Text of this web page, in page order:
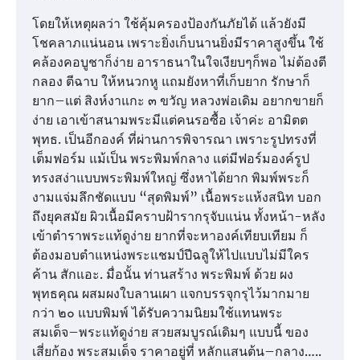
โดยให้เหตุผลว่า ใช้คุ้มครองป้องกันภัยได้ แล้วยังมี
โชคลาภแน่นอน เพราะยิ่งเก็บนานยิ่งมีราคาสูงขึ้น ใช้
คล้องคอบูชาก็ง่าย อาราธนาในใจเงียบๆก็พอ ไม่ต้องตี
กลอง ตีฉาบ ให้หนวกหู แถมยังหาที่เก็บยาก รักษาก็
ยาก–แต่ สิงห์งาแกะ ๓ ขวัญ หลวงพ่อเดิม อยากขายก็
ง่าย เอาเข้าสนามพระมีแต่คนรอซื้อ เจ้าค่ะ อามิตต
พุทธ. เป็นอีกองค์ ที่ผ่านการพิจารณา เพราะรูปทรงที่
เต็มฟอร์ม แม้เป็น พระพิมพ์กลาง แต่มีฟอร์มองค์รูป
ทรงสง่าแบบพระพิมพ์ใหญ่ ซึ่งหาได้ยาก พิมพ์พระก็
งามแจ่มลึกชัดแบบ “สุดพิมพ์” เนื้อพระแห้งสนิท บอก
ถึงยุคสมัย ผิวเนื้อมีคราบฝ้ารากรุจับแน่น ทั้งหน้า-หลัง
เข้าตำราพระแท้ดูง่าย ยากที่จะหาองค์เทียบเทียม ก็
ต้องมอบตำแหน่งพระแชมป์ปีฉลูให้ไปแบบไม่มีใคร
ค้าน สักแอะ. มื่อนั้น ท่านสร้าง พระพิมพ์ ด้วย ผง
พุทธคุณ ผสมผงใบลานเผา แจกบรรจุกรุไว้มากมาย
กว่า ๒๐ แบบพิมพ์ ได้รับความนิยมใช้แทนพระ
สมเด็จ–พระแท้ดูง่าย สวยสมบูรณ์เดิมๆ แบบนี้ ของ
เสี่ยก้อง พระสมเด็จ ราคาอยู่ที่ หลักแสนต้น–กลาง…..